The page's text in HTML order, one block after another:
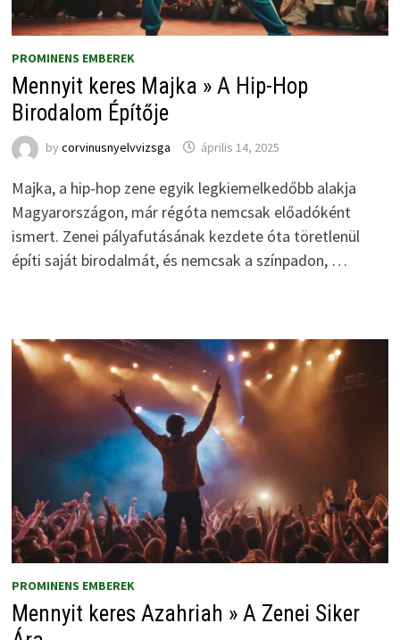
PROMINENS EMBEREK
Mennyit keres Majka » A Hip-Hop
Birodalom Építője
by corvinusnyelvvizsga április 14, 2025
Majka, a hip-hop zene egyik legkiemelkedőbb alakja
Magyarországon, már régóta nemcsak előadóként
ismert. Zenei pályafutásának kezdete óta töretlenül
építi saját birodalmát, és nemcsak a színpadon, …
PROMINENS EMBEREK
Mennyit keres Azahriah » A Zenei Siker